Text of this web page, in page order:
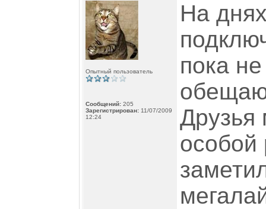
Опытный пользователь
Сообщений: 205
Зарегистрирован: 11/07/2009
12:24
На
пока
Друзья
особой